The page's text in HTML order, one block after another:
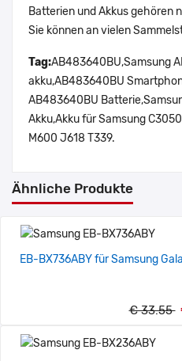
Batterien und Akkus gehören
Sie können an vielen
Tag:AB483640BU,Samsung
akku,AB483640BU
AB483640BU
Akku,Akku für Samsung
M600 J618 T339.
Ähnliche Produkte
EB-BX736ABY für Samsung
€ 33.55